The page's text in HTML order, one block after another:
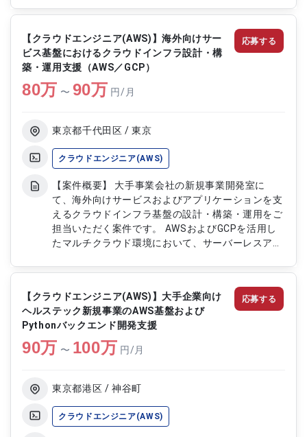
リソースを確保し、プロジェクト推進体制の強化を
図る想定です。 クラウド移行に向けた全体方針整
理および基盤検討を中心にご担当いただきます。
【作業内容】 ・AWSクラウド移行（リフト＆シフ
ト）に向けた企画支援 ・オンプレミスWebシステ
ムの現状分析および整理 ・クラウド移行方針およ
び基盤構成の検討 ・移行計画策定および関連資料
よび調整支援
【クラウドエンジニア(AWS)】海外向けサー
ビス基盤におけるクラウドインフラ設計・構
築・運用支援（AWS／GCP）
80万 〜 90万 円/月
東京都千代田区 / 東京
クラウドエンジニア(AWS)
【案件概要】 大手事業会社の新規事業開発室に
て、海外向けサービスおよびアプリケーションを支
えるクラウドインフラ基盤の設計・構築・運用をご
担当いただく案件です。 AWSおよびGCPを活用し
たマルチクラウド環境において、サーバーレスアー
進いただきます。 新規サービスの成長を支えるイ
ンフラエンジニアとして、安定運用に加え、セキュ
リティ強化や開発生産性向上にも貢献いただきま
す。 海外展開を見据えた大規模クラウド基盤の最
適化に携わることができるポジションです。 継続
的な改善を通じてサービスの信頼性向上を支援いた
だきます。 【作業内容】 ・AWSおよびGCP環境に
Lambda、API Gatewayを用いたサーバーレス基盤
CloudFormation、AWS SAM等を用いたIaC推進対
応 ・CI/CDパイプラインの構築および改善対応（ク
応募する
【クラウドエンジニア(AWS)】大手企業向け
ヘルステック新規事業のAWS基盤および
Pythonバックエンド開発支援
90万 〜 100万 円/月
東京都港区 / 神谷町
クラウドエンジニア(AWS)
応募する